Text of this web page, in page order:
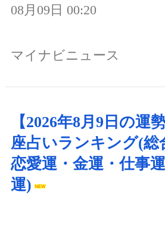
08月09日 00:20
マイナビニュース
【2026年8月9日の運
座占いランキング(総
恋愛運・金運・仕事
運)